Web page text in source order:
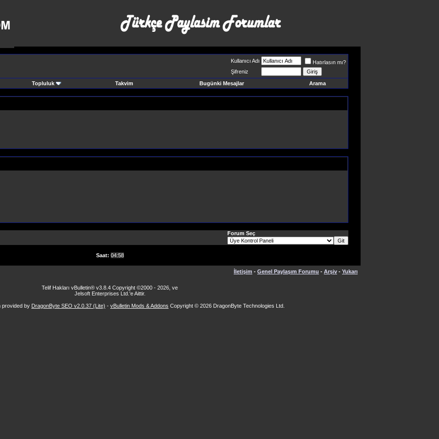
Kullanıcı Adı
Hatırlasın mı?
Şifreniz
Topluluk Takvim Bugünki Mesajlar Arama
Forum Seç
Saat: 04:58
İletişim - Genel Paylaşım Forumu - Arşiv - Yukarı
Telif Hakları vBulletin® v3.8.4 Copyright ©2000 - 2026, ve
Jelsoft Enterprises Ltd.'e Aittir.
provided by DragonByte SEO v2.0.37 (Lite) - vBulletin Mods & Addons Copyright © 2026 DragonByte Technologies Ltd.